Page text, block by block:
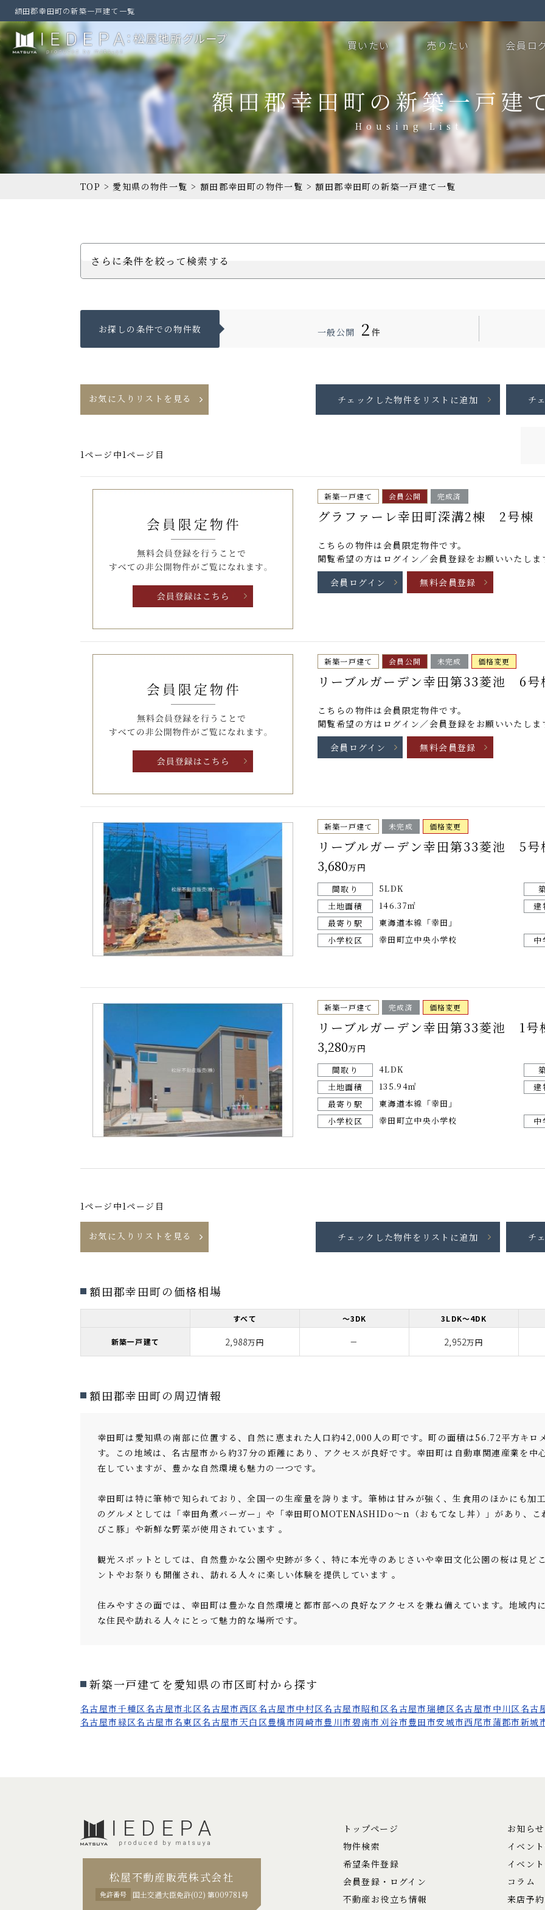
額田郡幸田町の新築一戸建て一覧
買いたい 売りたい 会員ロ
TOP > 愛知県の物件一覧 > 額田郡幸田町の物件一覧 > 額田郡幸田町の新築一戸建て一覧
額田郡幸田町の新築一戸建
さらに条件を絞って検索する
お探しの条件での物件数 一般公開 2 件
お気に入りリストを見る
1ページ中1ページ目
新築一戸建て 会員公開 完成済
グラファーレ幸田町深溝2棟 2号棟
こちらの物件は 会員限定物件です。
閲覧希望の方はログイン／会員登録をお願いいたしま
会員ログイン
無料会員登録
新築一戸建て 会員公開 未完成 価格変更
リーブルガーデン幸田第33菱池 6号
こちらの物件は 会員限定物件です。
閲覧希望の方はログイン／会員登録をお願いいたしま
会員ログイン
無料会員登録
新築一戸建て 未完成 価格変更
リーブルガーデン幸田第33菱池 5号
3,680万円
間取り 5LDK
土地面積
146.37㎡ 建
最寄り駅
東海道本線「幸田」
小学校区
幸田町立中央小学校 中
新築一戸建て 完成済 価格変更
リーブルガーデン幸田第33菱池 1号
3,280万円
間取り 4LDK
土地面積
135.94㎡ 建
最寄り駅
東海道本線「幸田」
小学校区
幸田町立中央小学校 中
1ページ中1ページ目
お気に入りリストを見る
額田郡幸田町の価格相場
すべて ～3DK 3LDK～4DK
新築一戸建て 2,988万円 － 2,952万円
額田郡幸田町の周辺情報
幸田町は愛知県の南部に位置する、自然に恵まれた人口約42,000人の町です。町の面積は56.72平方キロ
す。この地域は、名古屋市から約37分の距離にあり、アクセスが良好です。幸田町は自動車関連産業を中
在していますが、豊かな自然環境も魅力の一つです。
幸田町は特に筆柿で知られており、全国一の生産量を誇ります。筆柿は甘みが強く、生食用のほかにも加
のグルメとしては「幸田角煮バーガー」や「幸田町OMOTENASHIDo〜n（おもてなし丼）」があり、こ
びこ豚」や新鮮な野菜が使用されています​ 。
観光スポットとしては、自然豊かな公園や史跡が多く、特に本光寺のあじさいや幸田文化公園の桜は見ど
ントやお祭りも開催され、訪れる人々に楽しい体験を提供しています​ 。
住みやすさの面では、幸田町は豊かな自然環境と都市部への良好なアクセスを兼ね備えています。地域内
な住民や訪れる人々にとって魅力的な場所です​。
新築一戸建てを愛知県の市区町村から探す
名古屋市千種区名古屋市北区名古屋市西区名古屋市中村区名古屋市昭和区名古屋市瑞穂区名古屋市中川区名古
名古屋市緑区名古屋市名東区名古屋市天白区豊橋市岡崎市豊川市碧南市 刈谷市豊田市安城市西尾市蒲郡市新城
松屋不動産販売株式会社
免許番号 国土交通大臣免許(02) 第009781号
トップページ
物件検索
希望条件登録
会員登録・ログイン
不動産お役立ち情報
お知らせ
イベン
イベン
コラム
来店予約